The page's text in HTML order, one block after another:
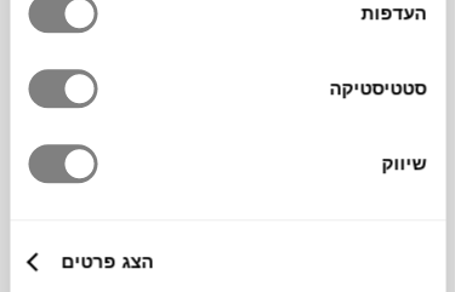
העדפות
סטטיסטיקה
שיווק
הצג פרטים
קופסת טישו מסדרת Ruca של המותג
מעור ממוחזר משאריות ותוצרי לוואי של תעשיית
העור. עמיד, מרווח ורב-תכליתי, לסידור וארגון